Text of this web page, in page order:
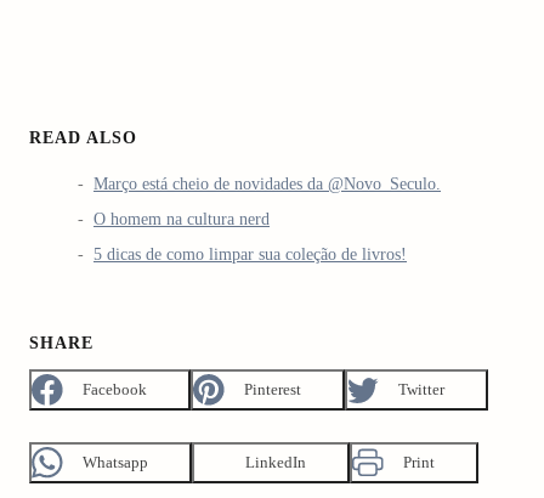
READ ALSO
Março está cheio de novidades da @Novo_Seculo.
O homem na cultura nerd
5 dicas de como limpar sua coleção de livros!
SHARE
Facebook Pinterest Twitter
Whatsapp LinkedIn Print